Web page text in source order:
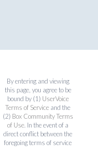
By entering and viewing
this page, you agree to be
bound by (1) UserVoice
Terms of Service and the
(2) Box Community Terms
of Use. In the event of a
direct conflict between the
foregoing terms of service